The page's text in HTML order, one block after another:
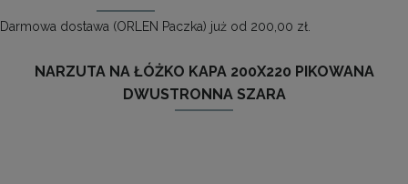
Darmowa dostawa (ORLEN Paczka) już od 200,00 zł.
NARZUTA NA ŁÓŻKO KAPA 200X220 PIKOWANA
DWUSTRONNA SZARA